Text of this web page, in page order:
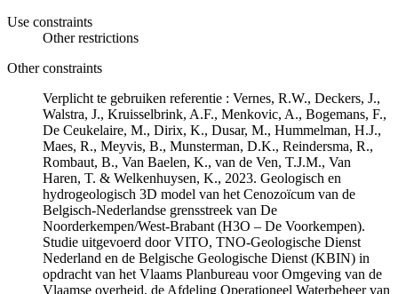
Use constraints
Other restrictions
Other constraints
Verplicht te gebruiken referentie : Vernes, R.W., Deckers, J.,
Walstra, J., Kruisselbrink, A.F., Menkovic, A., Bogemans, F.,
De Ceukelaire, M., Dirix, K., Dusar, M., Hummelman, H.J.,
Maes, R., Meyvis, B., Munsterman, D.K., Reindersma, R.,
Rombaut, B., Van Baelen, K., van de Ven, T.J.M., Van
Haren, T. & Welkenhuysen, K., 2023. Geologisch en
hydrogeologisch 3D model van het Cenozoïcum van de
Belgisch-Nederlandse grensstreek van De
Noorderkempen/West-Brabant (H3O – De Voorkempen).
Studie uitgevoerd door VITO, TNO-Geologische Dienst
Nederland en de Belgische Geologische Dienst (KBIN) in
opdracht van het Vlaams Planbureau voor Omgeving van de
Vlaamse overheid, de Afdeling Operationeel Waterbeheer van